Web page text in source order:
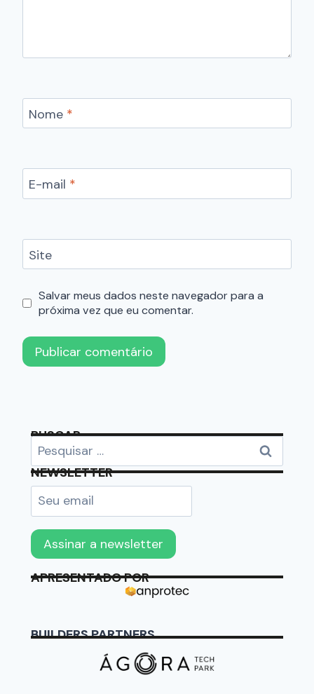
Nome *
E-mail *
Site
Salvar meus dados neste navegador para a
próxima vez que eu comentar.
BUSCAR
NEWSLETTER
APRESENTADO POR
BUILDERS PARTNERS